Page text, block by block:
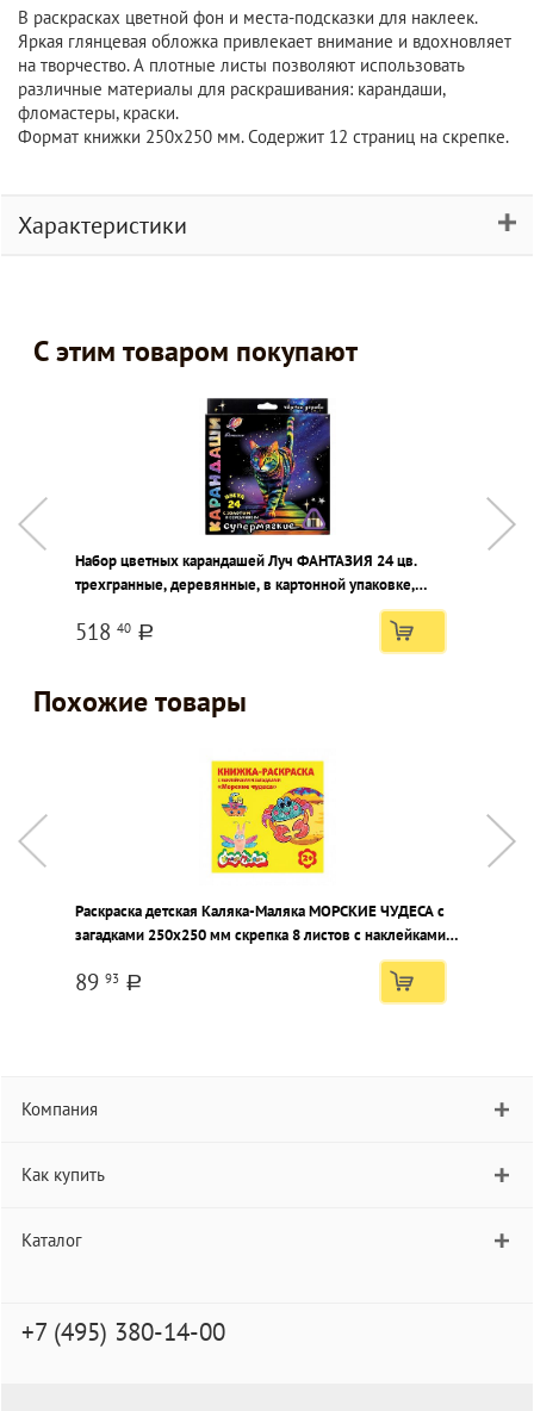
В раскрасках цветной фон и места-подсказки для наклеек.
Яркая глянцевая обложка привлекает внимание и вдохновляет
на творчество. А плотные листы позволяют использовать
различные материалы для раскрашивания: карандаши,
фломастеры, краски.
Формат книжки 250х250 мм. Содержит 12 страниц на скрепке.
Характеристики
С этим товаром покупают
Набор цветных карандашей Луч ФАНТАЗИЯ 24 цв.
трехгранные, деревянные, в картонной упаковке,
супермягкий грифель, матовый корпус из древесины
518 40 a
Похожие товары
Раскраска детская Каляка-Маляка МОРСКИЕ ЧУДЕСА с
загадками 250х250 мм скрепка 8 листов с наклейками
89 93 a
Компания
Как купить
Каталог
+7 (495) 380-14-00